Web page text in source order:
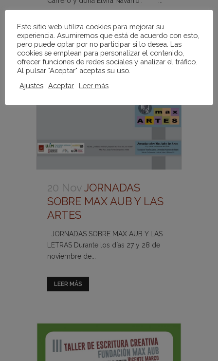
LEER MÁS
20 NovJORNADAS
SOBRE MAX AUB Y LAS
ARTES
JORNADAS SOBRE MAX AUB Y LAS
LETRAS Durante los días 27 y 28 de
noviembre de...
LEER MÁS
Este sitio web utiliza cookies para mejorar su
experiencia. Asumiremos que está de acuerdo con esto,
pero puede optar por no participar si lo desea. Las
cookies se emplean para personalizar el contenido,
ofrecer funciones de redes sociales y analizar el tráfico.
Al pulsar "Aceptar" aceptas su uso.
Ajustes Aceptar Leer más